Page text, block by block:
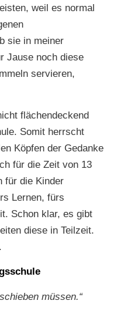
weil es normal
sie in meiner
Jause noch diese
servieren,
flächendeckend
Somit herrscht
Köpfen der Gedanke
für die Zeit von 13
für die Kinder
Lernen, fürs
Schon klar, es gibt
diese in Teilzeit.
müssen.“